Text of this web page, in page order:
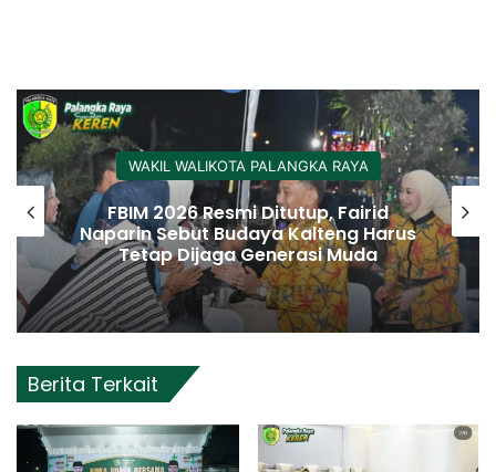
WAKIL WALIKOTA PALANGKA RAYA
FBIM 2026 Resmi Ditutup, Fairid
Naparin Sebut Budaya Kalteng Harus
Tetap Dijaga Generasi Muda
Berita Terkait